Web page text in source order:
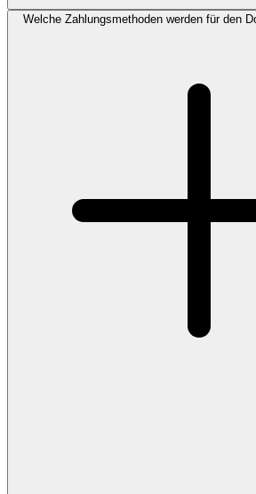
Welche Zahlungsmethoden werden für den